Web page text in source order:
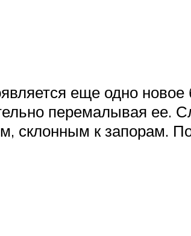
еще одно
перемалывая ее.
к запорам.